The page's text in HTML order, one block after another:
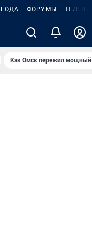
ФОРУМЫ
Как Омск пережил мощный